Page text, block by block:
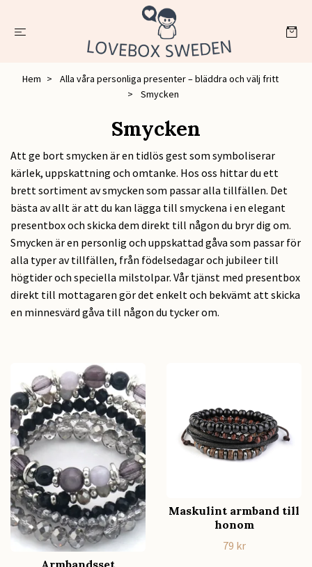
Hem
Alla våra personliga presenter – bläddra och välj fritt
Smycken
Smycken
Att ge bort smycken är en tidlös gest som symboliserar
kärlek, uppskattning och omtanke. Hos oss hittar du ett
brett sortiment av smycken som passar alla tillfällen. Det
bästa av allt är att du kan lägga till smyckena i en elegant
presentbox och skicka dem direkt till någon du bryr dig om.
Smycken är en personlig och uppskattad gåva som passar för
alla typer av tillfällen, från födelsedagar och jubileer till
högtider och speciella milstolpar. Vår tjänst med presentbox
direkt till mottagaren gör det enkelt och bekvämt att skicka
en minnesvärd gåva till någon du tycker om.
Maskulint armband till
honom
79 kr